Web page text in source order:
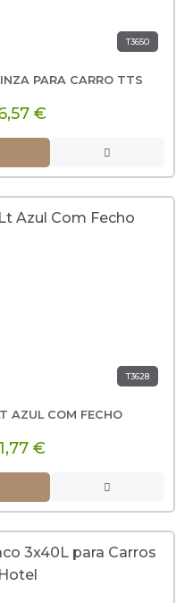
T3650
PARA CARRO TTS
€
T3628
AZUL COM FECHO
€